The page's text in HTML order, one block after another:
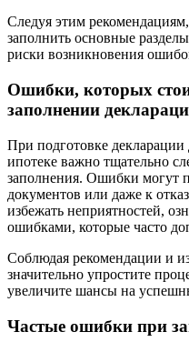
Следуя этим
заполнить основные
риски возникновения
Ошибки, которых
заполнении
При подготовке декларации
ипотеке важно тщательно
заполнения. Ошибки могут
документов или даже к
избежать неприятностей,
ошибками, которые часто
Соблюдая рекомендации и
значительно упростите
увеличите шансы на
Частые ошибки при